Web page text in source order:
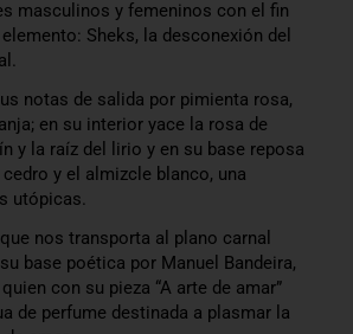
masculinos y femeninos con el fin
Sheks, la desconexión del
notas de salida por pimienta rosa,
en su interior yace la rosa de
y la raíz del lirio y en su base reposa
y el almizcle blanco, una
utópicas.
nos transporta al plano carnal
base poética por Manuel Bandeira,
con su pieza “A arte de amar”
de perfume destinada a plasmar la